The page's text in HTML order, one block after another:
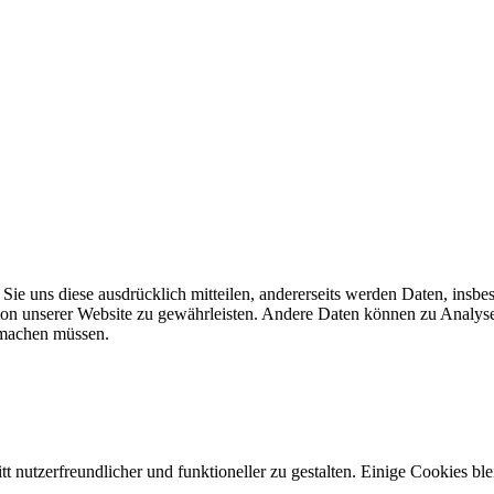
uns diese ausdrücklich mitteilen, andererseits werden Daten,
unserer Website zu gewährleisten. Andere Daten können zu
müssen.
nutzerfreundlicher und funktioneller zu gestalten. Einige Cookies